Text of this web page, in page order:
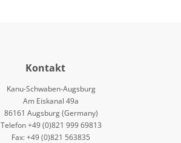
Kontakt
Kanu-Schwaben-Augsburg
Am Eiskanal 49a
86161 Augsburg (Germany)
Telefon +49 (0)821 999 69813
Fax: +49 (0)821 563835